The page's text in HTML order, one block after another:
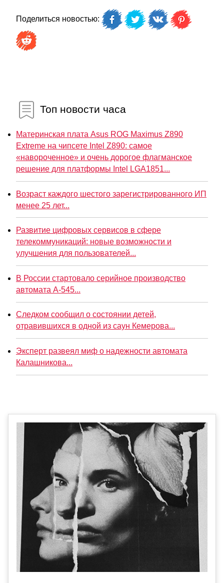
Поделиться новостью:
Топ новости часа
Материнская плата Asus ROG Maximus Z890
Extreme на чипсете Intel Z890: самое
«навороченное» и очень дорогое флагманское
решение для платформы Intel LGA1851...
Возраст каждого шестого зарегистрированного ИП
менее 25 лет...
Развитие цифровых сервисов в сфере
телекоммуникаций: новые возможности и
улучшения для пользователей...
В России стартовало серийное производство
автомата А-545...
Следком сообщил о состоянии детей,
отравившихся в одной из саун Кемерова...
Эксперт развеял миф о надежности автомата
Калашникова...